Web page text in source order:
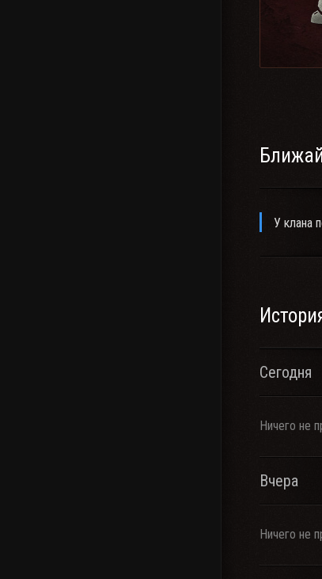
У клана
Сегодня
Ничего не
Вчера
Ничего не